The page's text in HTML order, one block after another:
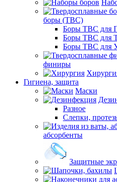
боры (ТВС)
Боры ТВС для
Боры ТВС для
Боры ТВС для
финиры
Гигиена, защита
Маски
Разное
Слепки,
абсорбенты
Защитные